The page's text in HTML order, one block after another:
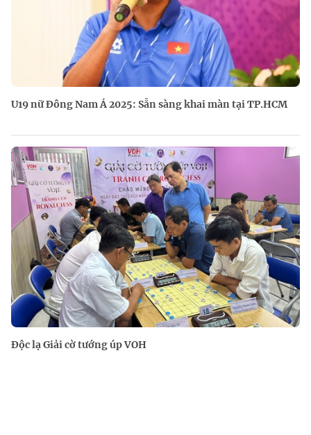
U19 nữ Đông Nam Á 2025: Sẵn sàng khai màn tại TP.HCM
Độc lạ Giải cờ tướng úp VOH